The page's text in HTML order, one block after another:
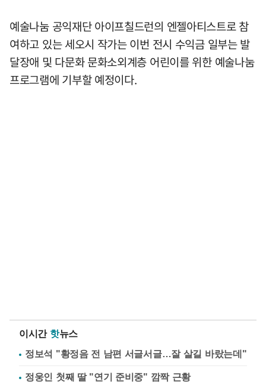
예술나눔 공익재단 아이프칠드런의 엔젤아티스트로 참
여하고 있는 세오시 작가는 이번 전시 수익금 일부는 발
달장애 및 다문화 문화소외계층 어린이를 위한 예술나눔
프로그램에 기부할 예정이다.
이시간 핫뉴스
정보석 "황정음 전 남편 서글서글…잘 살길 바랐는데"
정웅인 첫째 딸 "연기 준비중" 깜짝 근황